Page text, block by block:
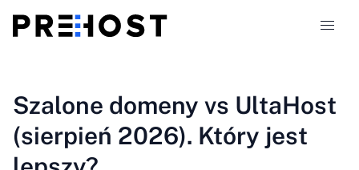
Porównania
Szalone domeny vs UltaHost
(sierpień 2026). Który jest